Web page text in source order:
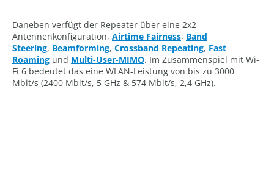
Daneben verfügt der Repeater über eine 2x2-
Antennenkonfiguration, Airtime Fairness, Band
Steering, Beamforming, Crossband Repeating, Fast
Roaming und Multi-User-MIMO. Im Zusammenspiel mit Wi-
Fi 6 bedeutet das eine WLAN-Leistung von bis zu 3000
Mbit/s (2400 Mbit/s, 5 GHz & 574 Mbit/s, 2,4 GHz).